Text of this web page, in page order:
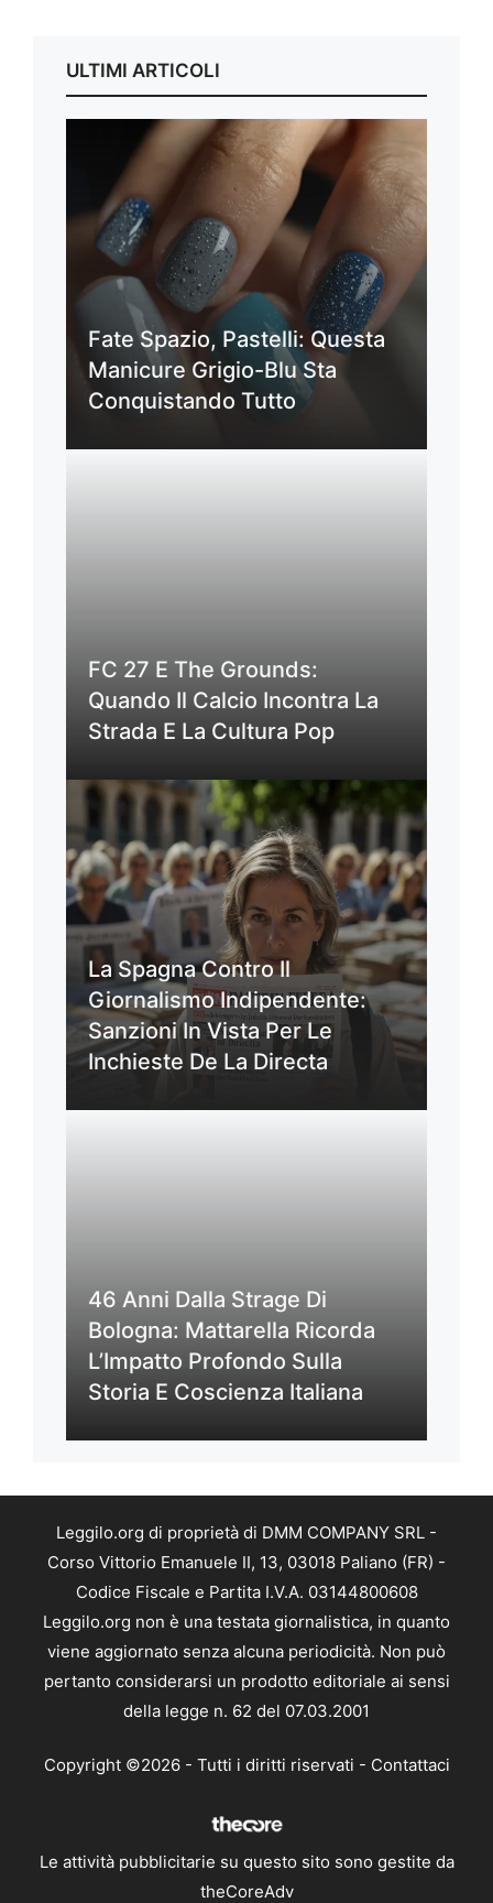
ULTIMI ARTICOLI
Fate Spazio, Pastelli: Questa
Manicure Grigio-Blu Sta
Conquistando Tutto
FC 27 E The Grounds:
Quando Il Calcio Incontra La
Strada E La Cultura Pop
La Spagna Contro Il
Giornalismo Indipendente:
Sanzioni In Vista Per Le
Inchieste De La Directa
46 Anni Dalla Strage Di
Bologna: Mattarella Ricorda
L’Impatto Profondo Sulla
Storia E Coscienza Italiana
Leggilo.org di proprietà di DMM COMPANY SRL -
Corso Vittorio Emanuele II, 13, 03018 Paliano (FR) -
Codice Fiscale e Partita I.V.A. 03144800608
Leggilo.org non è una testata giornalistica, in quanto
viene aggiornato senza alcuna periodicità. Non può
pertanto considerarsi un prodotto editoriale ai sensi
della legge n. 62 del 07.03.2001
Copyright ©2026 - Tutti i diritti riservati - Contattaci
Le attività pubblicitarie su questo sito sono gestite da
theCoreAdv